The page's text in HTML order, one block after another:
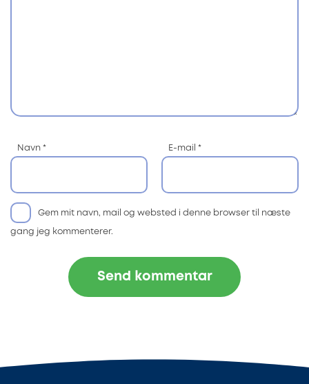
Navn * E-mail *
Gem mit navn, mail og websted i denne browser til næste
gang jeg kommenterer.